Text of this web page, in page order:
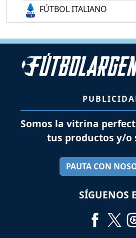
FÚTBOL ITALIANO
Somos la vitrina
tus productos y/o
PAUTA CON
SÍGUENOS